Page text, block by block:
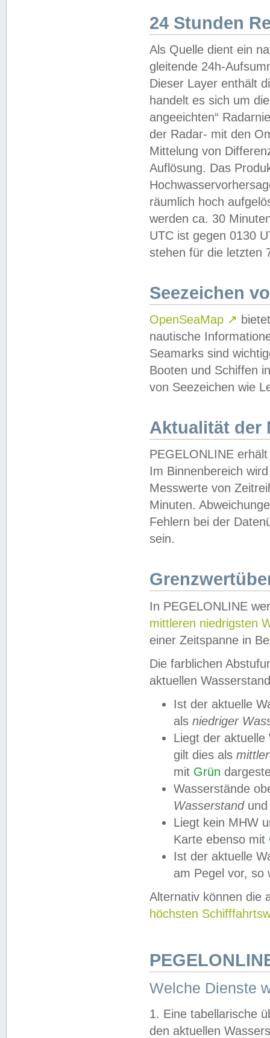
24 Stunden
Als Quelle dient ein
gleitende 24h-
Dieser Layer enthält
handelt es sich um
angeeichten“
der Radar- mit den
Mittelung von
Auflösung. Das
räumlich hoch
werden ca. 30
UTC ist gegen 0130
stehen für die letzten
Seezeichen
OpenSeaMap ↗
nautische
Seamarks sind
Booten und Schiffen
von Seezeichen wie
Aktualität der
PEGELONLINE
Im Binnenbereich
Messwerte von
Minuten.
Fehlern bei der
sein.
In PEGELONLINE
mittleren niedrigsten
einer Zeitspanne in
Die farblichen
aktuellen
Ist der aktuelle
als niedriger
Liegt der
gilt dies als
mit Grün
Wasserstände
Wasserstandund
Liegt kein MHW
Karte ebenso mit
Ist der aktuelle
am Pegel vor,
Alternativ können die
höchsten
Welche Dienste
1. Eine tabellarische
den aktuellen